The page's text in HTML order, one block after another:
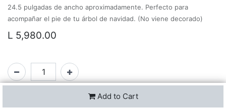
24.5 pulgadas de ancho aproximadamente. Perfecto para
acompañar el pie de tu árbol de navidad. (No viene decorado)
L 5,980.00
Add to Cart